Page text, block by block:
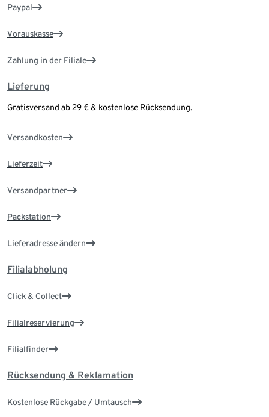
Paypal
Vorauskasse
Zahlung in der Filiale
Lieferung
Gratisversand ab 29 € & kostenlose Rücksendung.
Versandkosten
Lieferzeit
Versandpartner
Packstation
Lieferadresse ändern
Filialabholung
Click & Collect
Filialreservierung
Filialfinder
Rücksendung & Reklamation
Kostenlose Rückgabe / Umtausch